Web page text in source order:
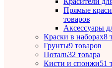
Прямые
товаров
Аксессуары
Краски в наборах8
Грунты9 товаров
Поталь32 товара
Кисти и спонжи51